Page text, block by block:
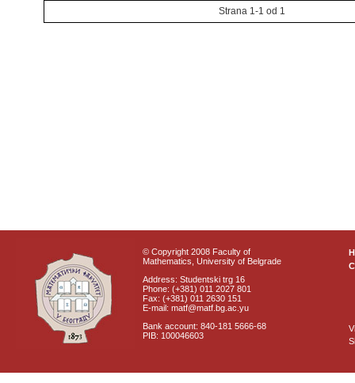
Strana 1-1 od 1
© Copyright 2008 Faculty of
Mathematics, University of Belgrade
Address: Studentski trg 16
Phone: (+381) 011 2027 801
Fax: (+381) 011 2630 151
E-mail: matf@matf.bg.ac.yu
Bank account: 840-181 5666-68
PIB: 100046603